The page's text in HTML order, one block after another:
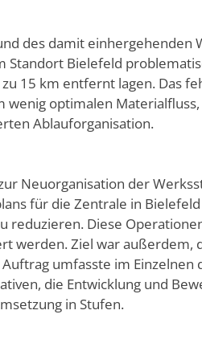
des damit einhergehenden
Bielefeld
15 km entfernt lagen. Das
wenig optimalen Materialfluss,
Ablauforganisation.
Neuorganisation der
für die Zentrale in
reduzieren. Diese
werden. Ziel war außerdem,
umfasste im Einzelnen
die Entwicklung und
in Stufen.